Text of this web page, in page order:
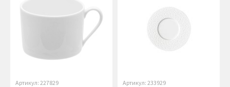
Артикул: 227829
Артикул: 233929